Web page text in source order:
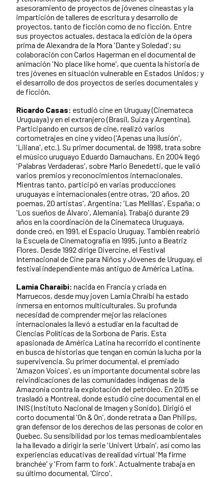
asesoramiento de proyectos de jóvenes cineastas y la
impartición de talleres de escritura y desarrollo de
proyectos, tanto de ficción como de no ficción. Entre
sus proyectos actuales, destaca la edición de la ópera
prima de Alexandra de la Mora 'Dante y Soledad'; su
colaboración con Carlos Hagerman en el documental de
animación 'No place like home', que cuenta la historia de
tres jóvenes en situación vulnerable en Estados Unidos; y
el desarrollo de dos proyectos de series documentales y
de ficción.
Ricardo Casas: estudió cine en Uruguay (Cinemateca
Uruguaya) y en el extranjero (Brasil, Suiza y Argentina).
Participando en cursos de cine, realizó varios
cortometrajes en cine y vídeo ('Apenas una ilusión',
'Liliana', etc.). Su primer documental, de 1998, trata sobre
el músico uruguayo Eduardo Darnauchans. En 2004 llegó
'Palabras Verdaderas', sobre Mario Benedetti, que le valió
varios premios y reconocimientos internacionales.
Mientras tanto, participó en varias producciones
uruguayas e internacionales (entre otras, '20 años, 20
poemas, 20 artistas', Argentina; 'Las Melillas', España; o
'Los sueños de Álvaro', Alemania). Trabajó durante 29
años en la coordinación de la Cinemateca Uruguaya,
donde creó, en 1991, el Espacio Uruguay. También reabrió
la Escuela de Cinematografía en 1995, junto a Beatriz
Flores. Desde 1992 dirige Divercine, el Festival
Internacional de Cine para Niños y Jóvenes de Uruguay, el
festival independiente más antiguo de América Latina.
Lamia Charaibi: nacida en Francia y criada en
Marruecos, desde muy joven Lamia Chraibi ha estado
inmersa en entornos multiculturales. Su profunda
necesidad de comprender mejor las relaciones
internacionales la llevó a estudiar en la facultad de
Ciencias Políticas de la Sorbona de París. Esta
apasionada de América Latina ha recorrido el continente
en busca de historias que tengan en común la lucha por la
supervivencia. Su primer documental, el premiado
'Amazon Voices', es un importante documental sobre las
reivindicaciones de las comunidades indígenas de la
Amazonia contra la explotación del petróleo. En 2015 se
trasladó a Montreal, donde estudió cine documental en el
INIS (Instituto Nacional de Imagen y Sonido). Dirigió el
corto documental 'On & On', donde retrata a Dan Philips,
gran defensor de los derechos de las personas de color en
Quebec. Su sensibilidad por los temas medioambientales
la ha llevado a dirigir la serie 'Univert Urbain', así como las
experiencias educativas de realidad virtual 'Ma firme
branchée' y 'From farm to fork'. Actualmente trabaja en
su último documental, 'Circo'.